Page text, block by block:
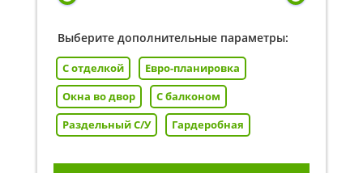
Выберите дополнительные параметры:
С отделкой
Евро-планировка
Окна во двор
С балконом
Раздельный С/У
Гардеробная